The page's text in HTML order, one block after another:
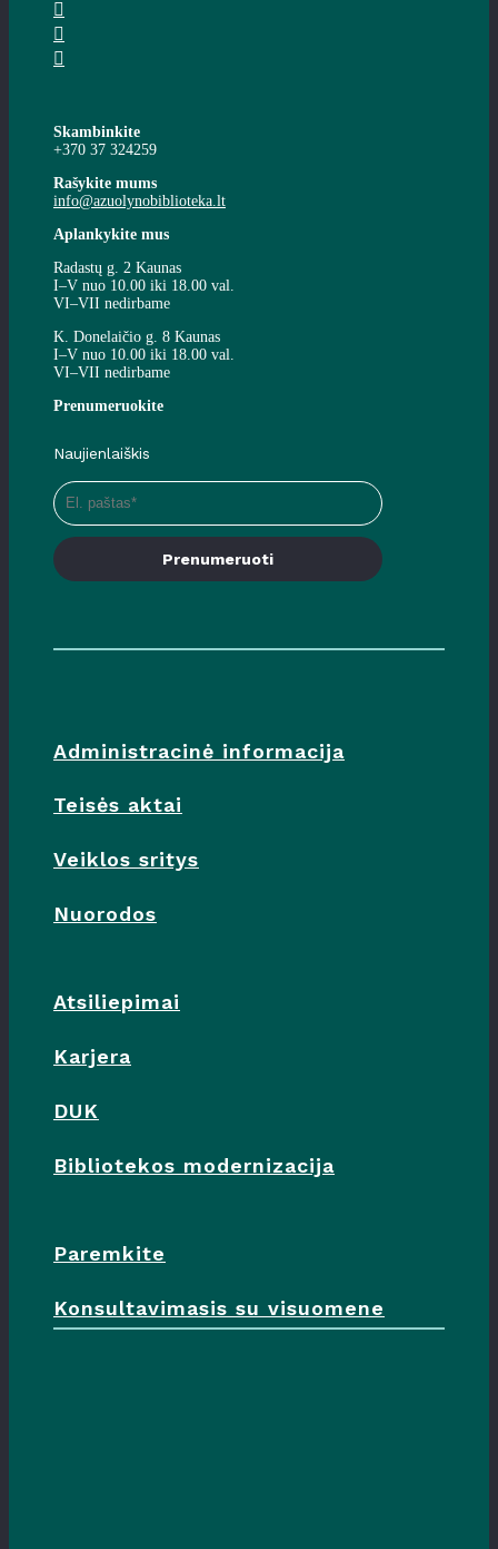
Skambinkite
+370 37 324259
Rašykite mums
info@azuolynobiblioteka.lt
Aplankykite mus
Radastų g. 2 Kaunas
I–V nuo 10.00 iki 18.00 val.
VI–VII nedirbame
K. Donelaičio g. 8 Kaunas
I–V nuo 10.00 iki 18.00 val.
VI–VII nedirbame
Prenumeruokite
Naujienlaiškis
Prenumeruoti
Administracinė informacija
Teisės aktai
Veiklos sritys
Nuorodos
Atsiliepimai
Karjera
DUK
Bibliotekos modernizacija
Paremkite
Konsultavimasis su visuomene